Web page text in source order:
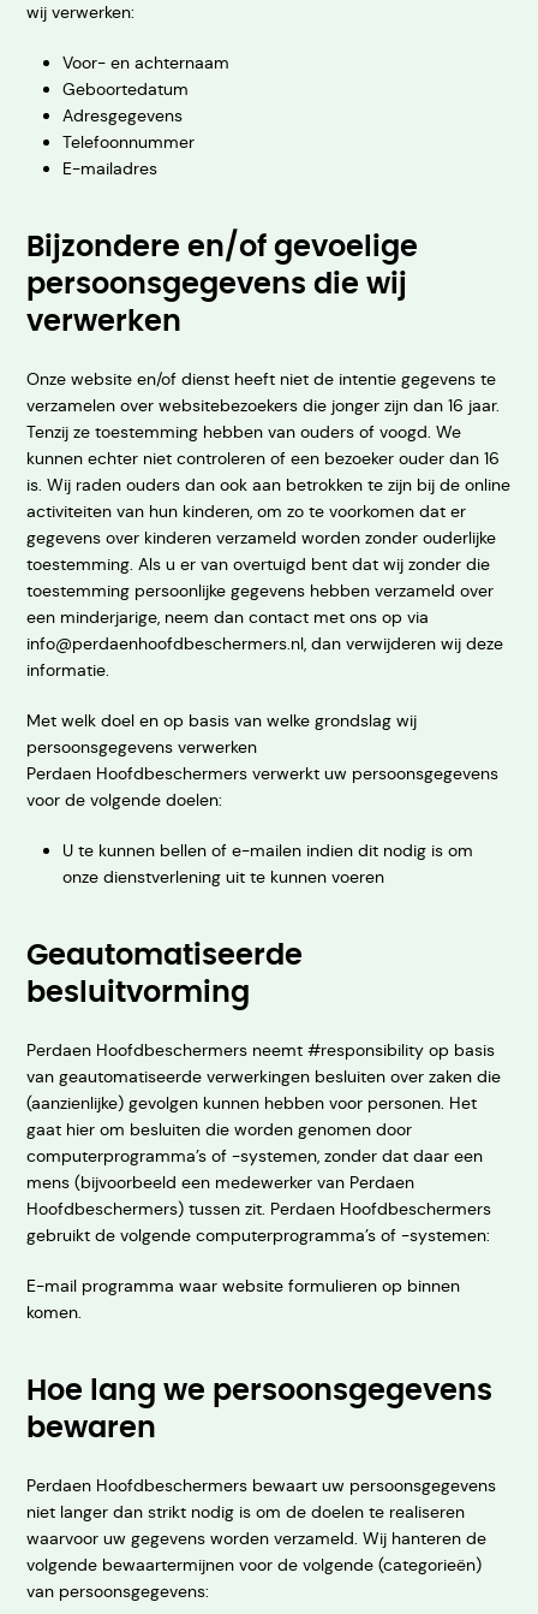
wij verwerken:
Voor- en achternaam
Geboortedatum
Adresgegevens
Telefoonnummer
E-mailadres
Bijzondere en/of gevoelige
persoonsgegevens die wij
verwerken
Onze website en/of dienst heeft niet de intentie gegevens te
verzamelen over websitebezoekers die jonger zijn dan 16 jaar.
Tenzij ze toestemming hebben van ouders of voogd. We
kunnen echter niet controleren of een bezoeker ouder dan 16
is. Wij raden ouders dan ook aan betrokken te zijn bij de online
activiteiten van hun kinderen, om zo te voorkomen dat er
gegevens over kinderen verzameld worden zonder ouderlijke
toestemming. Als u er van overtuigd bent dat wij zonder die
toestemming persoonlijke gegevens hebben verzameld over
een minderjarige, neem dan contact met ons op via
info@perdaenhoofdbeschermers.nl, dan verwijderen wij deze
informatie.
Met welk doel en op basis van welke grondslag wij
persoonsgegevens verwerken
Perdaen Hoofdbeschermers verwerkt uw persoonsgegevens
voor de volgende doelen:
U te kunnen bellen of e-mailen indien dit nodig is om
onze dienstverlening uit te kunnen voeren
Geautomatiseerde
besluitvorming
Perdaen Hoofdbeschermers neemt #responsibility op basis
van geautomatiseerde verwerkingen besluiten over zaken die
(aanzienlijke) gevolgen kunnen hebben voor personen. Het
gaat hier om besluiten die worden genomen door
computerprogramma’s of -systemen, zonder dat daar een
mens (bijvoorbeeld een medewerker van Perdaen
Hoofdbeschermers) tussen zit. Perdaen Hoofdbeschermers
gebruikt de volgende computerprogramma’s of -systemen:
E-mail programma waar website formulieren op binnen
komen.
Hoe lang we persoonsgegevens
bewaren
Perdaen Hoofdbeschermers bewaart uw persoonsgegevens
niet langer dan strikt nodig is om de doelen te realiseren
waarvoor uw gegevens worden verzameld. Wij hanteren de
volgende bewaartermijnen voor de volgende (categorieën)
van persoonsgegevens: